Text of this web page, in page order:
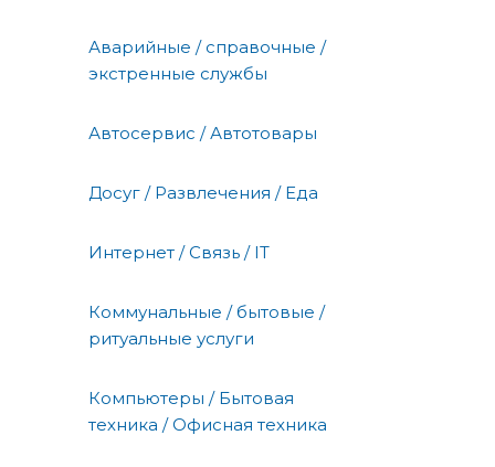
Аварийные / справочные /
экстренные службы
Автосервис / Автотовары
Досуг / Развлечения / Еда
Интернет / Связь / IT
Коммунальные / бытовые /
ритуальные услуги
Компьютеры / Бытовая
техника / Офисная техника